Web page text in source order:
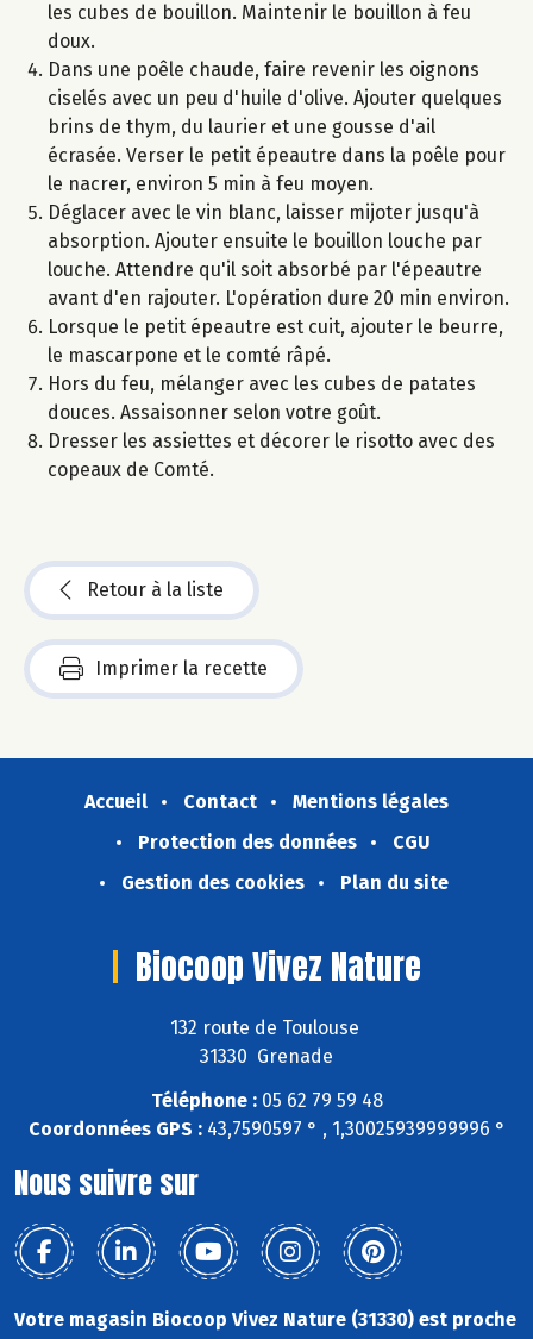
les cubes de bouillon. Maintenir le bouillon à feu
doux.
Dans une poêle chaude, faire revenir les oignons
ciselés avec un peu d'huile d'olive. Ajouter quelques
brins de thym, du laurier et une gousse d'ail
écrasée. Verser le petit épeautre dans la poêle pour
le nacrer, environ 5 min à feu moyen.
Déglacer avec le vin blanc, laisser mijoter jusqu'à
absorption. Ajouter ensuite le bouillon louche par
louche. Attendre qu'il soit absorbé par l'épeautre
avant d'en rajouter. L'opération dure 20 min environ.
Lorsque le petit épeautre est cuit, ajouter le beurre,
le mascarpone et le comté râpé.
Hors du feu, mélanger avec les cubes de patates
douces. Assaisonner selon votre goût.
Dresser les assiettes et décorer le risotto avec des
copeaux de Comté.
Retour à la liste
Imprimer la recette
Accueil Contact
Mentions légales
Protection des données
CGU
Gestion des cookies
Plan du site
Biocoop Vivez Nature
132 route de Toulouse
31330 Grenade
Téléphone :05 62 79 59 48
Coordonnées GPS :43,7590597 ° , 1,30025939999996 °
Nous suivre sur
Votre magasin Biocoop Vivez Nature (31330) est proche